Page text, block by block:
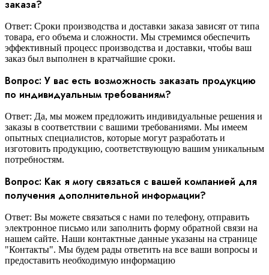
заказа?
Ответ: Сроки производства и доставки заказа зависят от типа
товара, его объема и сложности. Мы стремимся обеспечить
эффективный процесс производства и доставки, чтобы ваш
заказ был выполнен в кратчайшие сроки.
Вопрос: У вас есть возможность заказать продукцию
по индивидуальным требованиям?
Ответ: Да, мы можем предложить индивидуальные решения и
заказы в соответствии с вашими требованиями. Мы имеем
опытных специалистов, которые могут разработать и
изготовить продукцию, соответствующую вашим уникальным
потребностям.
Вопрос: Как я могу связаться с вашей компанией для
получения дополнительной информации?
Ответ: Вы можете связаться с нами по телефону, отправить
электронное письмо или заполнить форму обратной связи на
нашем сайте. Наши контактные данные указаны на странице
"Контакты". Мы будем рады ответить на все ваши вопросы и
предоставить необходимую информацию